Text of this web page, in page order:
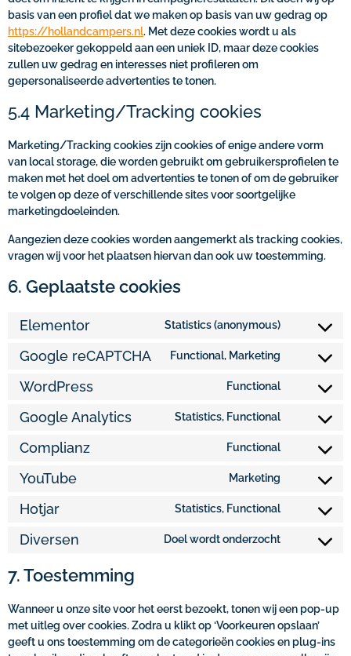
basis van een profiel dat we maken op basis van uw gedrag op
https://hollandcampers.nl. Met deze cookies wordt u als
sitebezoeker gekoppeld aan een uniek ID, maar deze cookies
zullen uw gedrag en interesses niet profileren om
gepersonaliseerde advertenties te tonen.
5.4 Marketing/Tracking cookies
Marketing/Tracking cookies zijn cookies of enige andere vorm
van local storage, die worden gebruikt om gebruikersprofielen te
maken met het doel om advertenties te tonen of om de gebruiker
te volgen op deze of verschillende sites voor soortgelijke
marketingdoeleinden.
Aangezien deze cookies worden aangemerkt als tracking cookies,
vragen wij voor het plaatsen hiervan dan ook uw toestemming.
6. Geplaatste cookies
Elementor Statistics (anonymous)
Google reCAPTCHA Functional, Marketing
WordPress Functional
Google Analytics Statistics, Functional
Complianz Functional
YouTube Marketing
Hotjar Statistics, Functional
Diversen Doel wordt onderzocht
7. Toestemming
Wanneer u onze site voor het eerst bezoekt, tonen wij een pop-up
met uitleg over cookies. Zodra u klikt op ‘Voorkeuren opslaan’
geeft u ons toestemming om de categorieën cookies en plug-ins